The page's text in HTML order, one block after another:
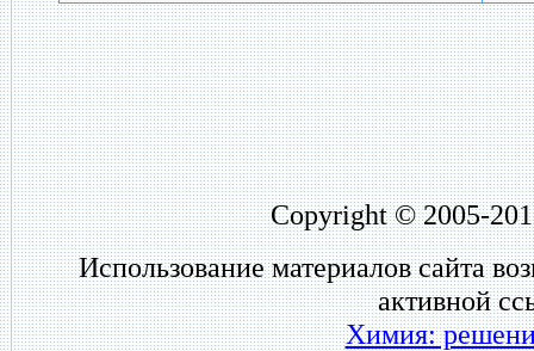
Copyright © 2005-
Использование материалов сайта
активной
Химия: